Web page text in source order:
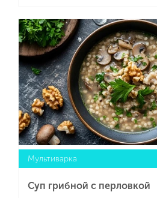
Подробнее
Мультиварка
Суп грибной с перловкой